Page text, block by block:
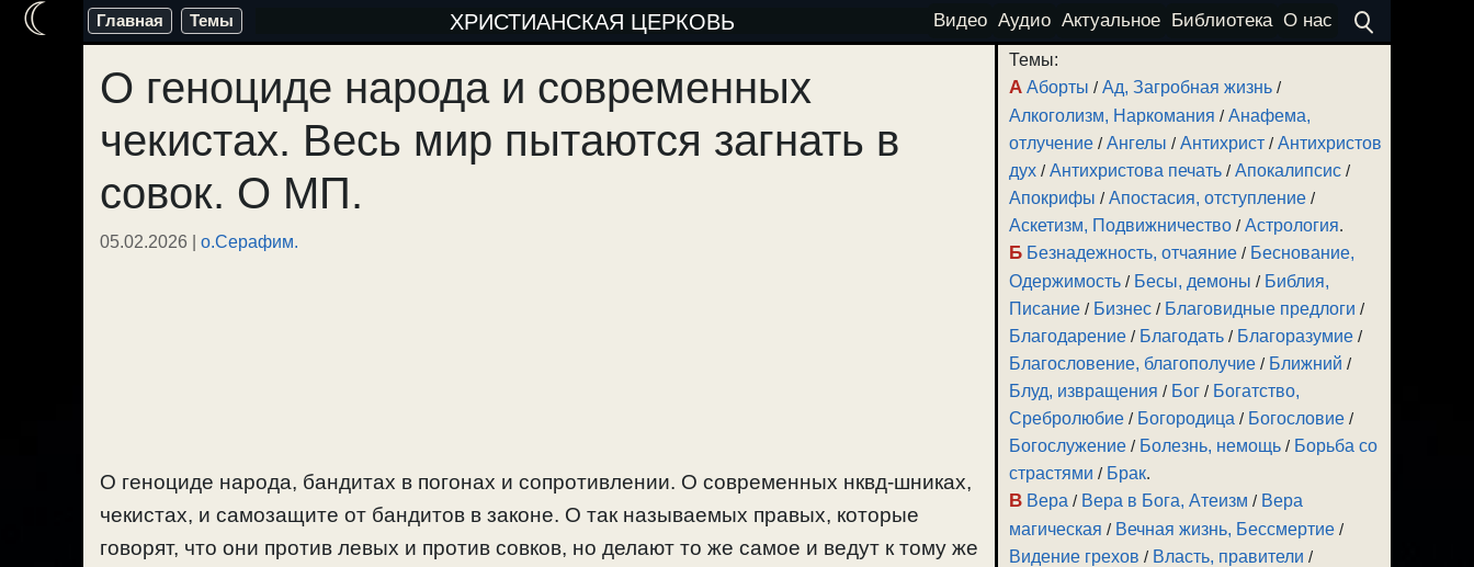
Перейти
содержимому
Главная Темы ХРИСТИАНСКАЯ ЦЕРКОВЬ Видео Аудио Актуальное Библиотека О нас
О геноциде народа и современных
чекистах. Весь мир пытаются загнать в
совок. О МП.
05.02.2026 | о.Серафим.
О геноциде народа, бандитах в погонах и сопротивлении. О современных нквд-шниках,
чекистах, и самозащите от бандитов в законе. О так называемых правых, которые
говорят, что они против левых и против совков, но делают то же самое и ведут к тому же
Темы:
А Аборты /Ад, Загробная жизнь /
Алкоголизм, Наркомания /Анафема,
отлучение /Ангелы /Антихрист /Антихристов
дух /Антихристова печать /Апокалипсис /
Апокрифы /Апостасия, отступление /
Аскетизм, Подвижничество /Астрология.
Б Безнадежность, отчаяние / Беснование,
Одержимость / Бесы, демоны / Библия,
Писание / Бизнес / Благовидные предлоги /
Благодарение / Благодать / Благоразумие /
Благословение, благополучие / Ближний /
Блуд, извращения / Бог / Богатство,
Сребролюбие / Богородица / Богословие /
Богослужение / Болезнь, немощь / Борьба со
страстями / Брак.
В Вера / Вера в Бога, Атеизм / Вера
магическая / Вечная жизнь, Бессмертие /
Видение грехов / Власть, правители /
☾